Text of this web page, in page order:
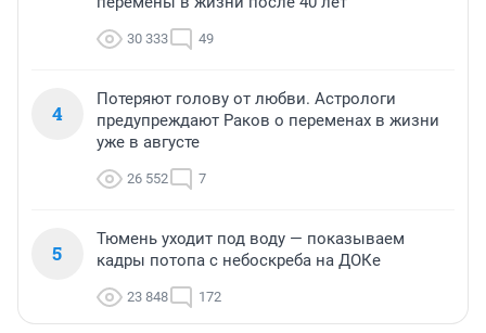
30 333 49
4
Потеряют голову от любви. Астрологи
предупреждают Раков о переменах в жизни
уже в августе
26 552 7
5
Тюмень уходит под воду — показываем
кадры потопа с небоскреба на ДОКе
23 848 172